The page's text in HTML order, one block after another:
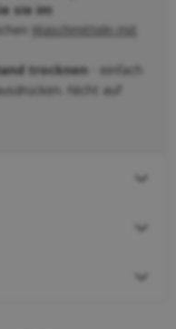
sie im
Waschmitteln mit
trocknen - einfach
Nicht auf